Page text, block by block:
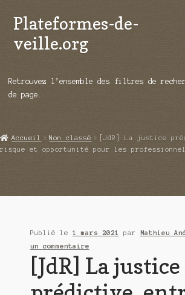
Aller
à
la
Aller
au
contenu
Plateformes-de-
veille.org
Répertoire d’ouitils
Démos vidéos
Retrouvez l’ensemble des filtres de
de page.
Accueil Non classé
[JdR] La justice
risque et opportunité pour les
Publié le 1 mars 2021 par Mathieu
un commentaire
[JdR] La justice